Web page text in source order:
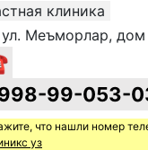
клиника
ул. Меъморлар,
99-053-
что нашли номер
уз